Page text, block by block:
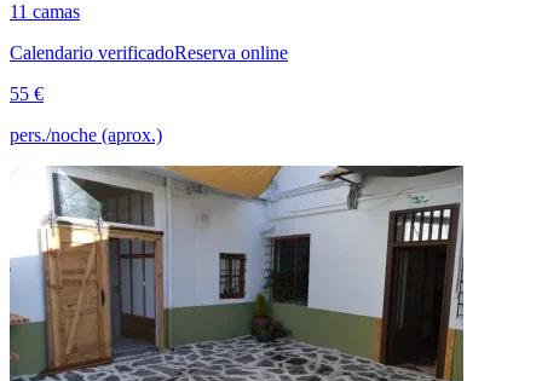
11 camas
Calendario verificadoReserva online
55 €
pers./noche (aprox.)